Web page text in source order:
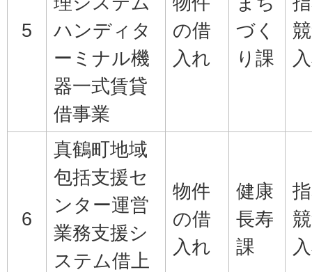
5
ハンディタ
ーミナル機
器一式賃貸
借事業
の借
入れ
づく
り課
6
真鶴町地域
包括支援セ
ンター運営
業務支援シ
ステム借上
物件
の借
入れ
健康
長寿
課